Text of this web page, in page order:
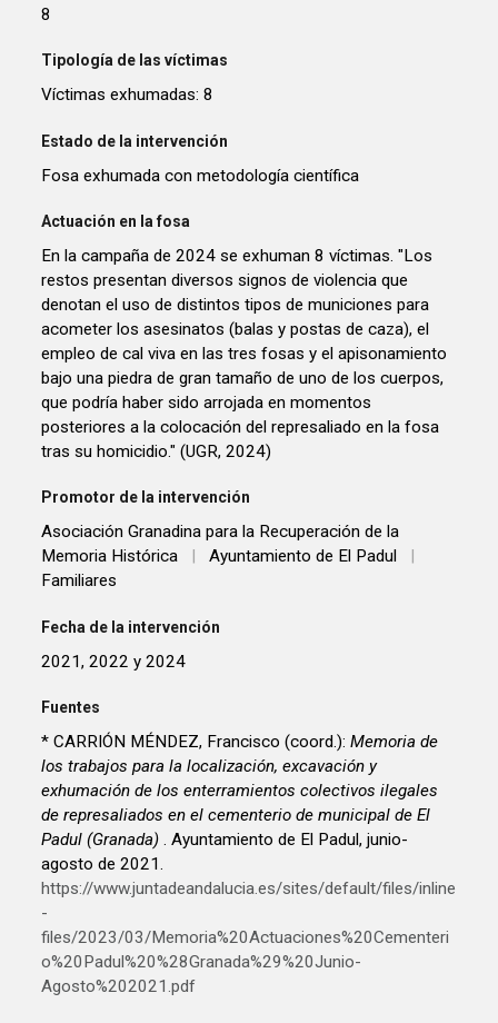
8
Tipología de las víctimas
Víctimas exhumadas: 8
Estado de la intervención
Fosa exhumada con metodología científica
Actuación en la fosa
En la campaña de 2024 se exhuman 8 víctimas. "Los
restos presentan diversos signos de violencia que
denotan el uso de distintos tipos de municiones para
acometer los asesinatos (balas y postas de caza), el
empleo de cal viva en las tres fosas y el apisonamiento
bajo una piedra de gran tamaño de uno de los cuerpos,
que podría haber sido arrojada en momentos
posteriores a la colocación del represaliado en la fosa
tras su homicidio." (UGR, 2024)
Promotor de la intervención
Asociación Granadina para la Recuperación de la
Memoria Histórica
Ayuntamiento de El Padul
Familiares
Fecha de la intervención
2021, 2022 y 2024
Fuentes
* CARRIÓN MÉNDEZ, Francisco (coord.):Memoria de
los trabajos para la localización, excavación y
exhumación de los enterramientos colectivos ilegales
de represaliados en el cementerio de municipal de El
Padul (Granada). Ayuntamiento de El Padul, junio-
agosto de 2021.
https://www.juntadeandalucia.es/sites/default/files/inline
-
files/2023/03/Memoria%20Actuaciones%20Cementeri
o%20Padul%20%28Granada%29%20Junio-
Agosto%202021.pdf